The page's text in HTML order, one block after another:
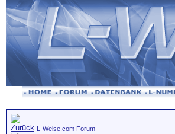
L-Welse.com Forum